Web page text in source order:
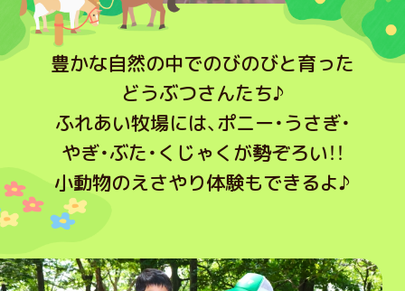
豊かな自然の中でのびのびと育った
どうぶつさんたち♪
ふれあい牧場には、ポニー・うさぎ・
やぎ・ぶた・くじゃくが勢ぞろい！！
小動物のえさやり体験もできるよ♪